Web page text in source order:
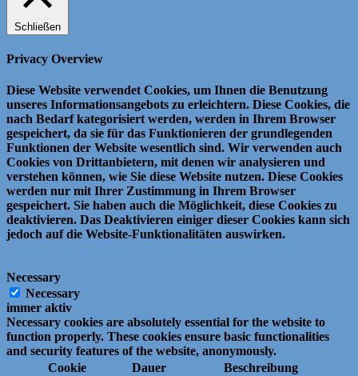
Schließen
Privacy Overview
Diese Website verwendet Cookies, um Ihnen die Benutzung
unseres Informationsangebots zu erleichtern. Diese Cookies, die
nach Bedarf kategorisiert werden, werden in Ihrem Browser
gespeichert, da sie für das Funktionieren der grundlegenden
Funktionen der Website wesentlich sind. Wir verwenden auch
Cookies von Drittanbietern, mit denen wir analysieren und
verstehen können, wie Sie diese Website nutzen. Diese Cookies
werden nur mit Ihrer Zustimmung in Ihrem Browser
gespeichert. Sie haben auch die Möglichkeit, diese Cookies zu
deaktivieren. Das Deaktivieren einiger dieser Cookies kann sich
jedoch auf die Website-Funktionalitäten auswirken.
Necessary
Necessary
immer aktiv
Necessary cookies are absolutely essential for the website to
function properly. These cookies ensure basic functionalities
and security features of the website, anonymously.
Cookie
Dauer Beschreibung